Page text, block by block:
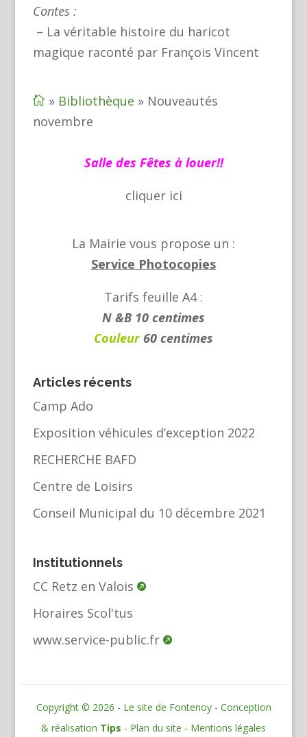
Contes :
– La véritable histoire du haricot
magique raconté par François Vincent
» Bibliothèque » Nouveautés
novembre
Salle des Fêtes à louer!!
cliquer ici
La Mairie vous propose un :
Service Photocopies
Tarifs feuille A4 :
N &B 10 centimes
Couleur60 centimes
Articles récents
Camp Ado
Exposition véhicules d’exception 2022
RECHERCHE BAFD
Centre de Loisirs
Conseil Municipal du 10 décembre 2021
Institutionnels
CC Retz en Valois
Horaires Scol'tus
www.service-public.fr
Copyright © 2026 - Le site de Fontenoy - Conception
& réalisation Tips - Plan du site - Mentions légales